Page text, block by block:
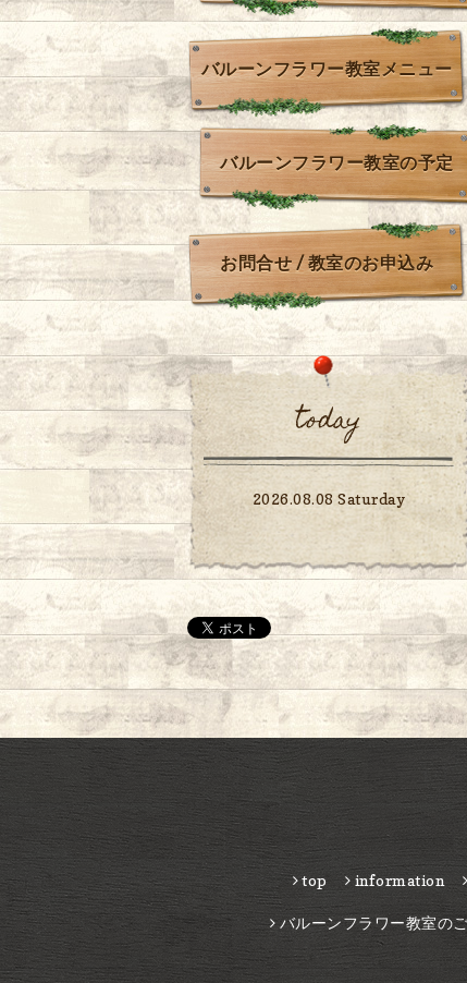
バルーンフラワー教室メニュー
バルーンフラワー教室の予定
お問合せ / 教室のお申込み
today
2026.08.08 Saturday
top information
バルーンフラワー教室の